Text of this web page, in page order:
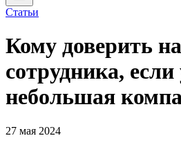
Статьи
Кому доверить
сотрудника, если
небольшая
27 мая 2024